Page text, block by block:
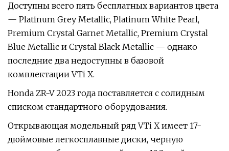
Доступны всего пять бесплатных вариантов цвета
— Platinum Grey Metallic, Platinum White Pearl,
Premium Crystal Garnet Metallic, Premium Crystal
Blue Metallic и Crystal Black Metallic — однако
последние два недоступны в базовой
комплектации VTi X.
Honda ZR-V 2023 года поставляется с солидным
списком стандартного оборудования.
Открывающая модельный ряд VTi X имеет 17-
дюймовые легкосплавные диски, черную